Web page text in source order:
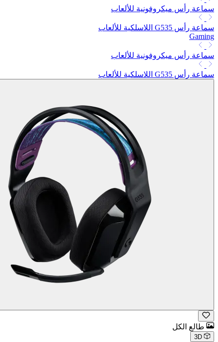
سماعة رأس ميكروفونية للألعاب
سماعة رأس G535 اللاسلكية للألعاب
Gaming
سماعة رأس ميكروفونية للألعاب
سماعة رأس G535 اللاسلكية للألعاب
طالع الكل
3D